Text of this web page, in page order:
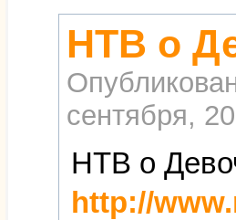
НТВ о
сентября,
НТВ о
http://